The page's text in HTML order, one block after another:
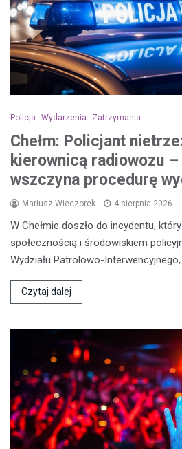
Policja Wydarzenia Zatrzymania
Chełm: Policjant
kierownicą radiowozu
wszczyna procedurę
Mariusz Wieczorek 4 sierpnia 2026
W Chełmie doszło do incydentu,
społecznością i środowiskiem
Wydziału Patrolowo-Interwencyjnego,…
Czytaj dalej